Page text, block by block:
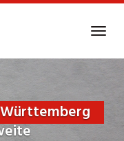
Württemberg